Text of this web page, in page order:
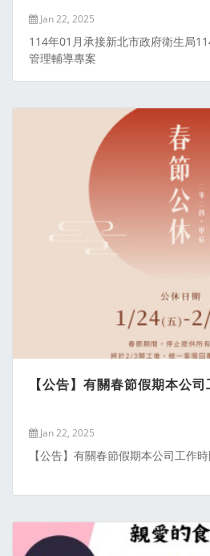
Jan 22, 2025
114年01月承接新北市政府衛生局
管理輔導專案
【公告】有關春節假期本公
Jan 22, 2025
【公告】有關春節假期本公司工作